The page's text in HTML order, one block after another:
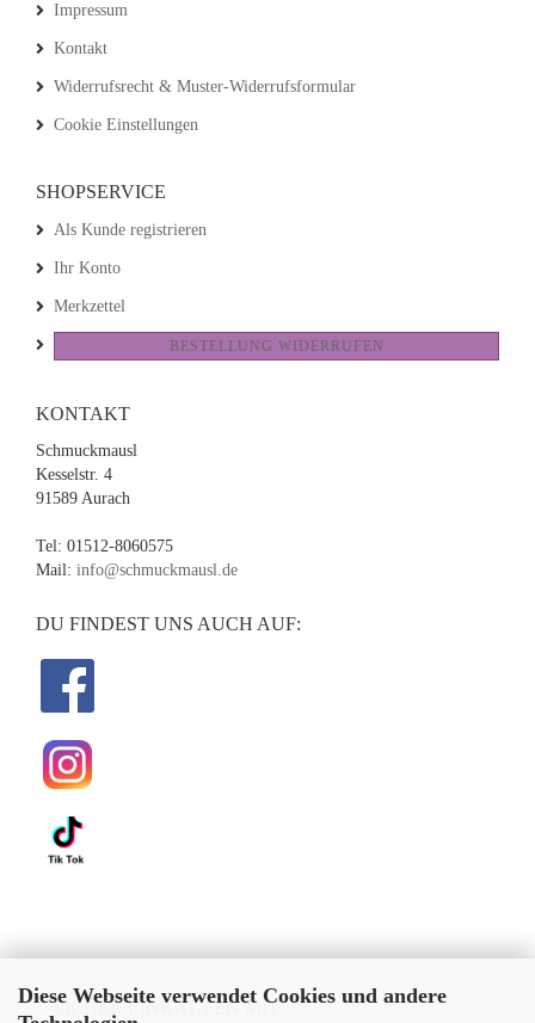
Diese Webseite verwendet Cookies und andere
Impressum
Kontakt
Widerrufsrecht & Muster-Widerrufsformular
Cookie Einstellungen
SHOPSERVICE
Als Kunde registrieren
Ihr Konto
Merkzettel
BESTELLUNG WIDERRUFEN
KONTAKT
Schmuckmausl
Kesselstr. 4
91589 Aurach
Tel: 01512-8060575
Mail: info@schmuckmausl.de
DU FINDEST UNS AUCH AUF:
SICHER EINKAUFEN MIT